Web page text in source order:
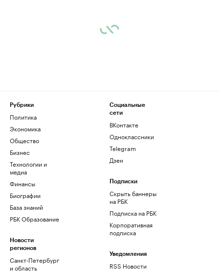
Рубрики
Политика
Экономика
Общество
Бизнес
Технологии и
медиа
Финансы
Биографии
База знаний
РБК Образование
Новости
регионов
Санкт-Петербург
и область
Социальные
сети
ВКонтакте
Одноклассники
Telegram
Дзен
Подписки
Скрыть баннеры
на РБК
Подписка на РБК
Корпоративная
подписка
Уведомления
RSS Новости